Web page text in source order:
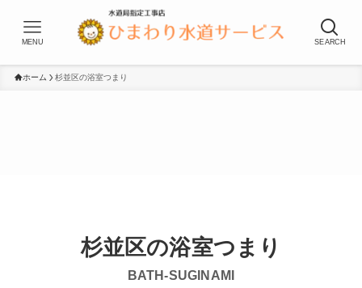
SEARCH
MENU
ホーム 杉並区の浴室つまり
杉並区の浴室つまり
BATH-SUGINAMI